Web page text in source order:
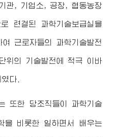
관, 기업소, 공장, 협동농장
련결된 과학기술보급실을
근로자들의 과학기술발전
위의 기술발전에 적극 이바
다.
또한 당조직들이 과학기술
을 비롯한 일하면서 배우는